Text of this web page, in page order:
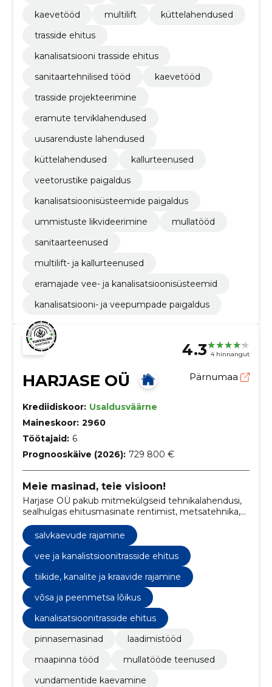
kaevetööd
multilift
küttelahendused
trasside ehitus
kanalisatsiooni trasside ehitus
sanitaartehnilised tööd
kaevetööd
trasside projekteerimine
eramute terviklahendused
uusarenduste lahendused
küttelahendused
kallurteenused
veetorustike paigaldus
kanalisatsioonisüsteemide paigaldus
ummistuste likvideerimine
mullatööd
sanitaarteenused
multilift- ja kallurteenused
eramajade vee- ja kanalisatsioonisüsteemid
kanalisatsiooni- ja veepumpade paigaldus
4.3 4 hinnangut
HARJASE OÜ Pärnumaa
Krediidiskoor: Usaldusväärne
Maineskoor: 2960
Töötajaid: 6
Prognooskäive (2026): 729 800 €
Meie masinad, teie visioon!
Harjase OÜ pakub mitmekülgseid tehnikalahendusi,
sealhulgas ehitusmasinate rentimist, metsatehnika,
transporditeenuseid ning ehitusmasinate hooldust ja
remonti.
salvkaevude rajamine
vee ja kanalistsioonitrasside ehitus
tiikide, kanalite ja kraavide rajamine
võsa ja peenmetsa lõikus
kanalisatsioonitrasside ehitus
pinnasemasinad
laadimistööd
maapinna tööd
mullatööde teenused
vundamentide kaevamine